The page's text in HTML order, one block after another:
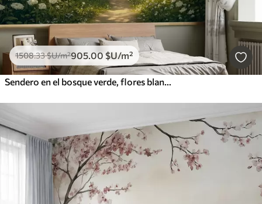
1508.33$U/m²905.00$U/m²
Sendero en el bosque verde, flores blancas, luz del sol, dibujo estilo acrílico